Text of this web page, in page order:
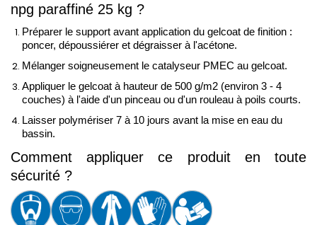
npg paraffiné 25 kg ?
Préparer le support avant application du gelcoat de finition :
poncer, dépoussiérer et dégraisser à l'acétone.
Mélanger soigneusement le catalyseur PMEC au gelcoat.
Appliquer le gelcoat à hauteur de 500 g/m2 (environ 3 - 4
couches) à l'aide d'un pinceau ou d'un rouleau à poils courts.
Laisser polymériser 7 à 10 jours avant la mise en eau du
bassin.
Comment appliquer ce produit en toute
sécurité ?